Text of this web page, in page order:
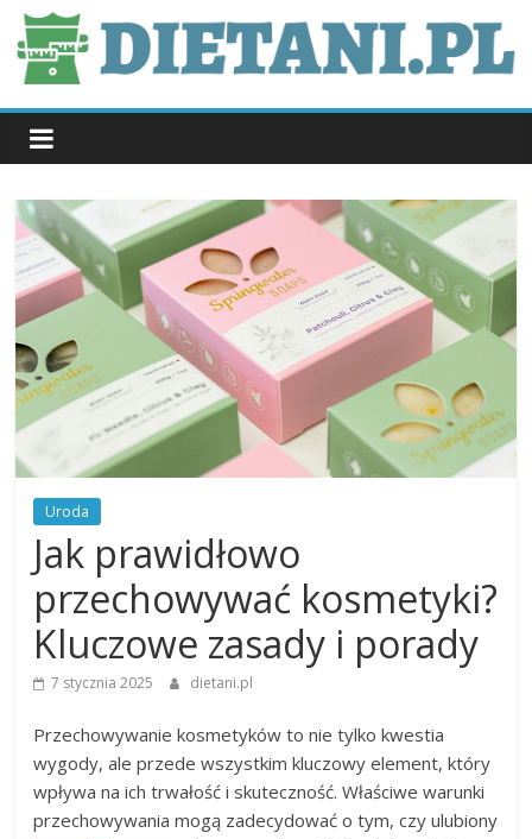
Skip
to
content
dietani.pl
Uroda
Jak prawidłowo
przechowywać kosmetyki?
Kluczowe zasady i porady
7 stycznia 2025 dietani.pl
Przechowywanie kosmetyków to nie tylko kwestia
wygody, ale przede wszystkim kluczowy element, który
wpływa na ich trwałość i skuteczność. Właściwe warunki
przechowywania mogą zadecydować o tym, czy ulubiony